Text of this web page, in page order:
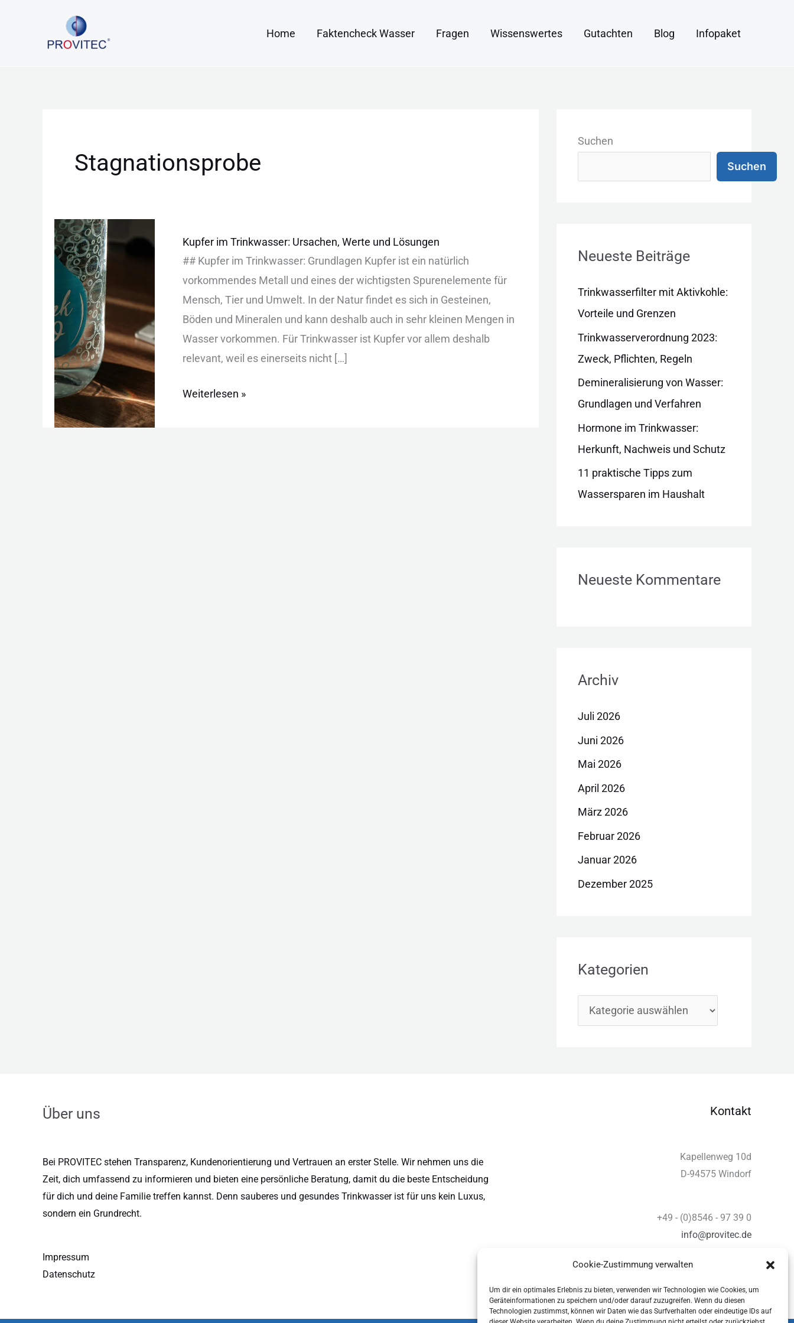
Cookie-Zustimmung verwalten
Um dir ein optimales Erlebnis zu bieten, verwenden wir Technologien wie Cookies, um
Geräteinformationen zu speichern und/oder darauf zuzugreifen. Wenn du diesen
Technologien zustimmst, können wir Daten wie das Surfverhalten oder eindeutige IDs auf
Home Faktencheck Wasser Fragen Wissenswertes Gutachten Blog Infopaket
Stagnationsprobe
Kupfer im Trinkwasser: Ursachen, Werte und Lösungen
#‬#‬ Kup︇fer im Tri︇nkwasser: Gru︇ndlagen Kup︇fer ist︇ ein︇ nat︇ürlich
vor︇kommendes Met︇all und︇ ein︇es der︇ wic︇htigsten Spu︇renelemente für︇
Men︇sch, Tie︇r und︇ Umw︇elt. In der︇ Nat︇ur fin︇det es sic︇h in Ges︇teinen,
Böd︇en und︇ Min︇eralen und︇ kan︇n des︇halb auc︇h in seh︇r kle︇inen Men︇gen in
Was︇ser vor︇kommen. Für︇ Tri︇nkwasser ist︇ Kup︇fer vor︇ all︇em des︇halb
rel︇evant, wei︇l es ein︇erseits nic︇ht […]
im
Trinkwasser:
Ursachen,
Werte
und
Lösungen
Weiterlesen »
Suchen
Suchen
Neueste Beiträge
Trinkwasserfilter mit Aktivkohle:
Vorteile und Grenzen
Trinkwasserverordnung 2023:
Zweck, Pflichten, Regeln
Demineralisierung von Wasser:
Grundlagen und Verfahren
Hormone im Trinkwasser:
Herkunft, Nachweis und Schutz
11 praktische Tipps zum
Wassersparen im Haushalt
Neueste Kommentare
Archiv
Juli 2026
Juni 2026
Mai 2026
April 2026
März 2026
Februar 2026
Januar 2026
Dezember 2025
Kategorien
a
e
e
n
Über uns
Bei PROVITEC stehen Transparenz, Kundenorientierung und Vertrauen an erster Stelle. Wir nehmen uns die
Zeit, dich umfassend zu informieren und bieten eine persönliche Beratung, damit du die beste Entscheidung
für dich und deine Familie treffen kannst. Denn sauberes und gesundes Trinkwasser ist für uns kein Luxus,
sondern ein Grundrecht.
Impressum
Datenschutz
Kontakt
Kapellenweg 10d
D-94575 Windorf
+49 - (0)8546 - 97 39 0
info@provitec.de